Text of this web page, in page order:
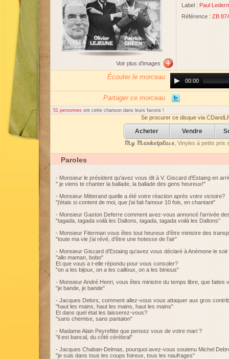
Voir plus d'images
Label : Paul
Référence : ZB
Écouter le morceau
Player00:00
Partager ce morceau
51 personnes ont cette chanson dans leurs favoris !
Se procurer ce disque via
Acheter Vendre
My Marketplace, Vinyles à petits prix
Paroles
- Monsieur le président qu'avez vous dit à V. Giscard d'Estaing en
" je viens te chanter la ballade, la ballade des gens heureux!"
- Monsieur Mitterand quelle a été votre réaction après votre victoire?
"j'étais si content de moi, que j'ai fait l'amour 10 fois, en chantant"
- Monsieur Gaston Deferre comment avez-vous annoncé l'arrivée
"tagada, tagada voilà les Daltons, tagada, tagada voilà les Daltons"
- Monsieur Fiterman vous êtes tout heureux d'être ministre des
"toute ma vie j'ai révé, d'être une hotesse de l'air"
- Monsieur Giscard d'Estaing qu'avez vous déclaré à Anémone le
"allo maman, bobo"
Et que vous a t-elle répondu pour vous consoler?
"on a les bijoux, on a les cailloux, on a les binious"
- Monsieur André Henri, vous êtes ministre du temps libre, que faites
"je bande, je bande"
- Jacques Delors, comment allez-vous vous attaquer aux gros
"haut les mains, haut les mains, haut les mains"
Et dans quel état les laisserez-vous?
"sans chemise, sans pantalon"
- Madame Alain Peyrefitte que pensez vous de votre mari ?
"il est bancal, du côté cérébral"
- Jacques Chaban-Delmas, pourquoi avez-vous soutenu Michel
"je suis dans tous les coups foireux, tous les naufrages"